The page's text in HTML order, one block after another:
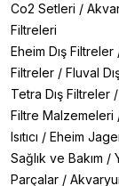
Co2 Setleri /
Filtreleri
Eheim Dış Filtreler
Filtreler / Fluval
Tetra Dış Filtreler /
Filtre Malzemeleri
Isıtıcı / Eheim Jager
Sağlık ve Bakım /
Parçalar /